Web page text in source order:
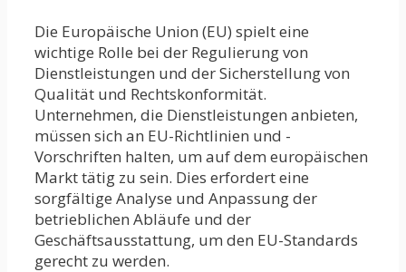
Die Europäische Union (EU) spielt eine
wichtige Rolle bei der Regulierung von
Dienstleistungen und der Sicherstellung von
Qualität und Rechtskonformität.
Unternehmen, die Dienstleistungen anbieten,
müssen sich an EU-Richtlinien und -
Vorschriften halten, um auf dem europäischen
Markt tätig zu sein. Dies erfordert eine
sorgfältige Analyse und Anpassung der
betrieblichen Abläufe und der
Geschäftsausstattung, um den EU-Standards
gerecht zu werden.